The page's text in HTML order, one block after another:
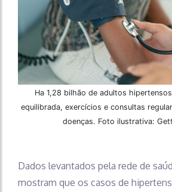
Ha 1,28 bilhão de adultos
equilibrada, exercícios e consultas
doenças. Foto ilustrativa:
Dados levantados pela rede de
mostram que os casos de